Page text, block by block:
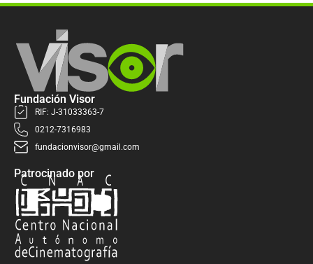
Fundación Visor
RIF: J-31033363-7
0212-7316983
fundacionvisor@gmail.com
Patrocinado por